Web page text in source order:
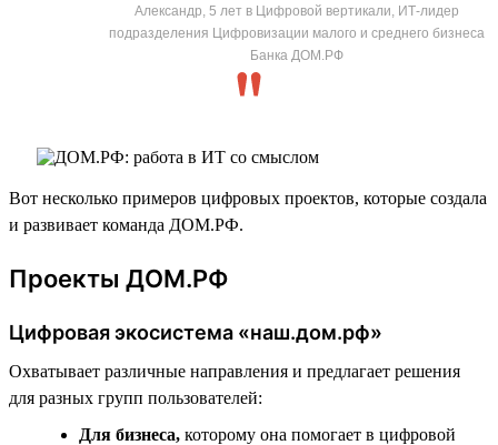
Александр, 5 лет в Цифровой вертикали, ИТ-лидер
подразделения Цифровизации малого и среднего бизнеса
Банка ДОМ.РФ
Вот несколько примеров цифровых проектов, которые создала
и развивает команда ДОМ.РФ.
Проекты ДОМ.РФ
Цифровая экосистема «наш.дом.рф»
Охватывает различные направления и предлагает решения
для разных групп пользователей:
Для бизнеса, которому она помогает в цифровой